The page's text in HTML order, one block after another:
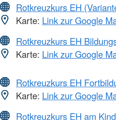
Rotkreuzkurs EH
Karte: Link zur Google
Rotkreuzkurs EH
Karte: Link zur Google
Rotkreuzkurs EH
Karte: Link zur Google
Rotkreuzkurs EH am Kind